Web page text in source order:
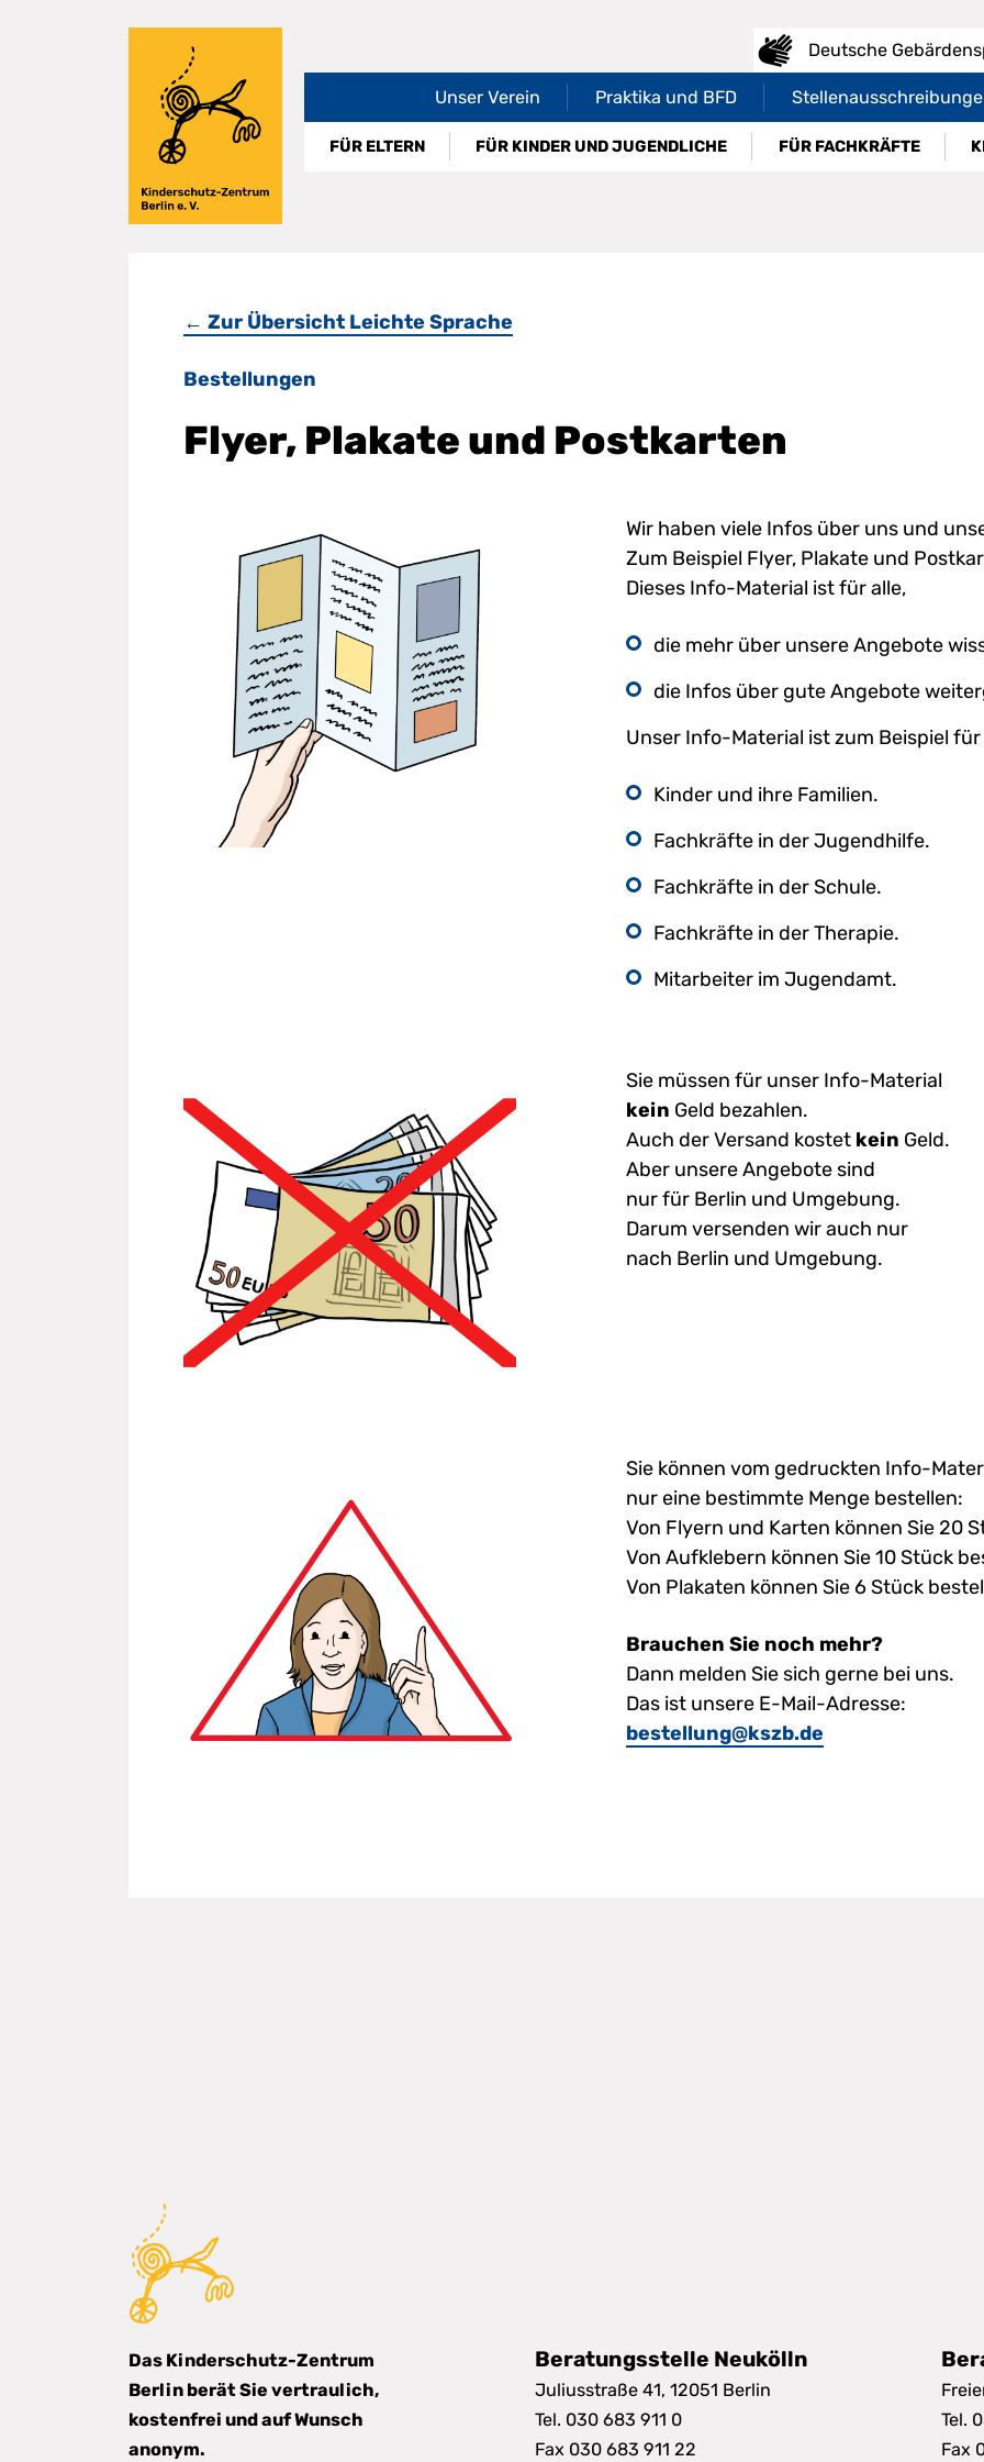
Deutsche
Unser Verein Praktika und BFD
FÜR ELTERN FÜR KINDER UND JUGENDLICHE FÜR FACHKRÄFTE
← Zur Übersicht Leichte Sprache
Bestellungen
Flyer, Plakate und Postkarten
Wir haben viele Infos über uns und
Zum Beispiel Flyer, Plakate und
Dieses Info-Material ist für alle,
die mehr über unsere Angebote
die Infos über gute Angebote
Unser Info-Material ist zum Beispiel für
Kinder und ihre Familien.
Fachkräfte in der Jugendhilfe.
Fachkräfte in der Schule.
Fachkräfte in der Therapie.
Mitarbeiter im Jugendamt.
Sie müssen für unser Info-Material
kein Geld bezahlen.
Auch der Versand kostet kein Geld.
Aber unsere Angebote sind
nur für Berlin und Umgebung.
Darum versenden wir auch nur
nach Berlin und Umgebung.
Sie können vom gedruckten Info-
nur eine bestimmte Menge bestellen:
Von Flyern und Karten können Sie 20
Von Aufklebern können Sie 10 Stück
Von Plakaten können Sie 6 Stück
Brauchen Sie noch mehr?
Dann melden Sie sich gerne bei uns.
Das ist unsere E-Mail-Adresse:
bestellung@kszb.de
Das Kinderschutz-Zentrum
Berlin berät Sie vertraulich,
kostenfrei und auf Wunsch
anonym.
Beratungsstelle Neukölln
Juliusstraße 41, 12051 Berlin
Tel. 030 683 911 0
Fax 030 683 911 22
Tel.
Fax